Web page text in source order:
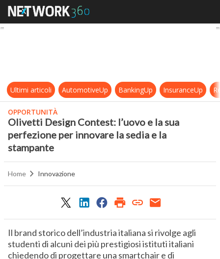
Olivetti Design Contest: l’uovo e
Ultimi articoli AutomotiveUp BankingUp InsuranceUp
OPPORTUNITÀ
Olivetti Design Contest: l’uovo e la sua
perfezione per innovare la sedia e la
stampante
Home Innovazione
Il brand storico dell’industria italiana si rivolge agli
studenti di alcuni dei più prestigiosi istituti italiani
chiedendo di progettare una smartchair e di